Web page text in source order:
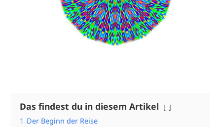
Das findest du in diesem Artikel
1 Der Beginn der Reise